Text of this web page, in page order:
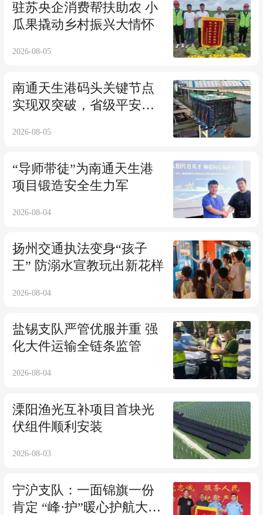
驻苏央企消费帮扶助农 小
瓜果撬动乡村振兴大情怀
2026-08-05
南通天生港码头关键节点
实现双突破，省级平安百
2026-08-05
“导师带徒”为南通天生港
项目锻造安全生力军
2026-08-04
扬州交通执法变身“孩子
王” 防溺水宣教玩出新花样
2026-08-04
盐锡支队严管优服并重 强
化大件运输全链条监管
2026-08-04
溧阳渔光互补项目首块光
伏组件顺利安装
2026-08-03
宁沪支队：一面锦旗一份
肯定 “峰·护”暖心护航大件